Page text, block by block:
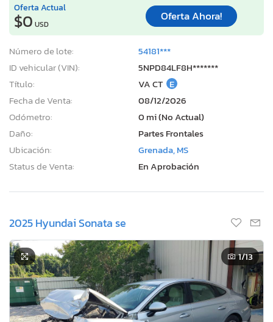
Oferta Actual
$0 USD
Oferta Ahora!
Número de lote:
54181***
ID vehicular (VIN):
5NPD84LF8H*******
Título:
VA CT E
Fecha de Venta:
08/12/2026
Odómetro:
0 mi (No Actual)
Daño:
Partes Frontales
Ubicación:
Grenada, MS
Status de Venta:
En Aprobación
2025 Hyundai Sonata se
1/13